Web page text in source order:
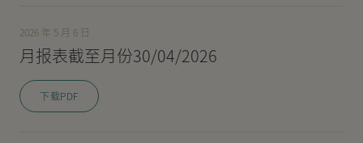
2026 年 5 月 6 日
月报表截至月份30/04/2026
下载PDF